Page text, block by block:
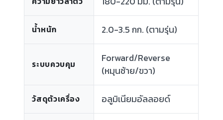
น้ำหนัก 2.0-3.5 กก. (ตามรุ่น)
ระบบควบคุม
Forward/Reverse
(หมุนซ้าย/ขวา)
วัสดุตัวเครื่อง อลูมิเนียมอัลลอยด์